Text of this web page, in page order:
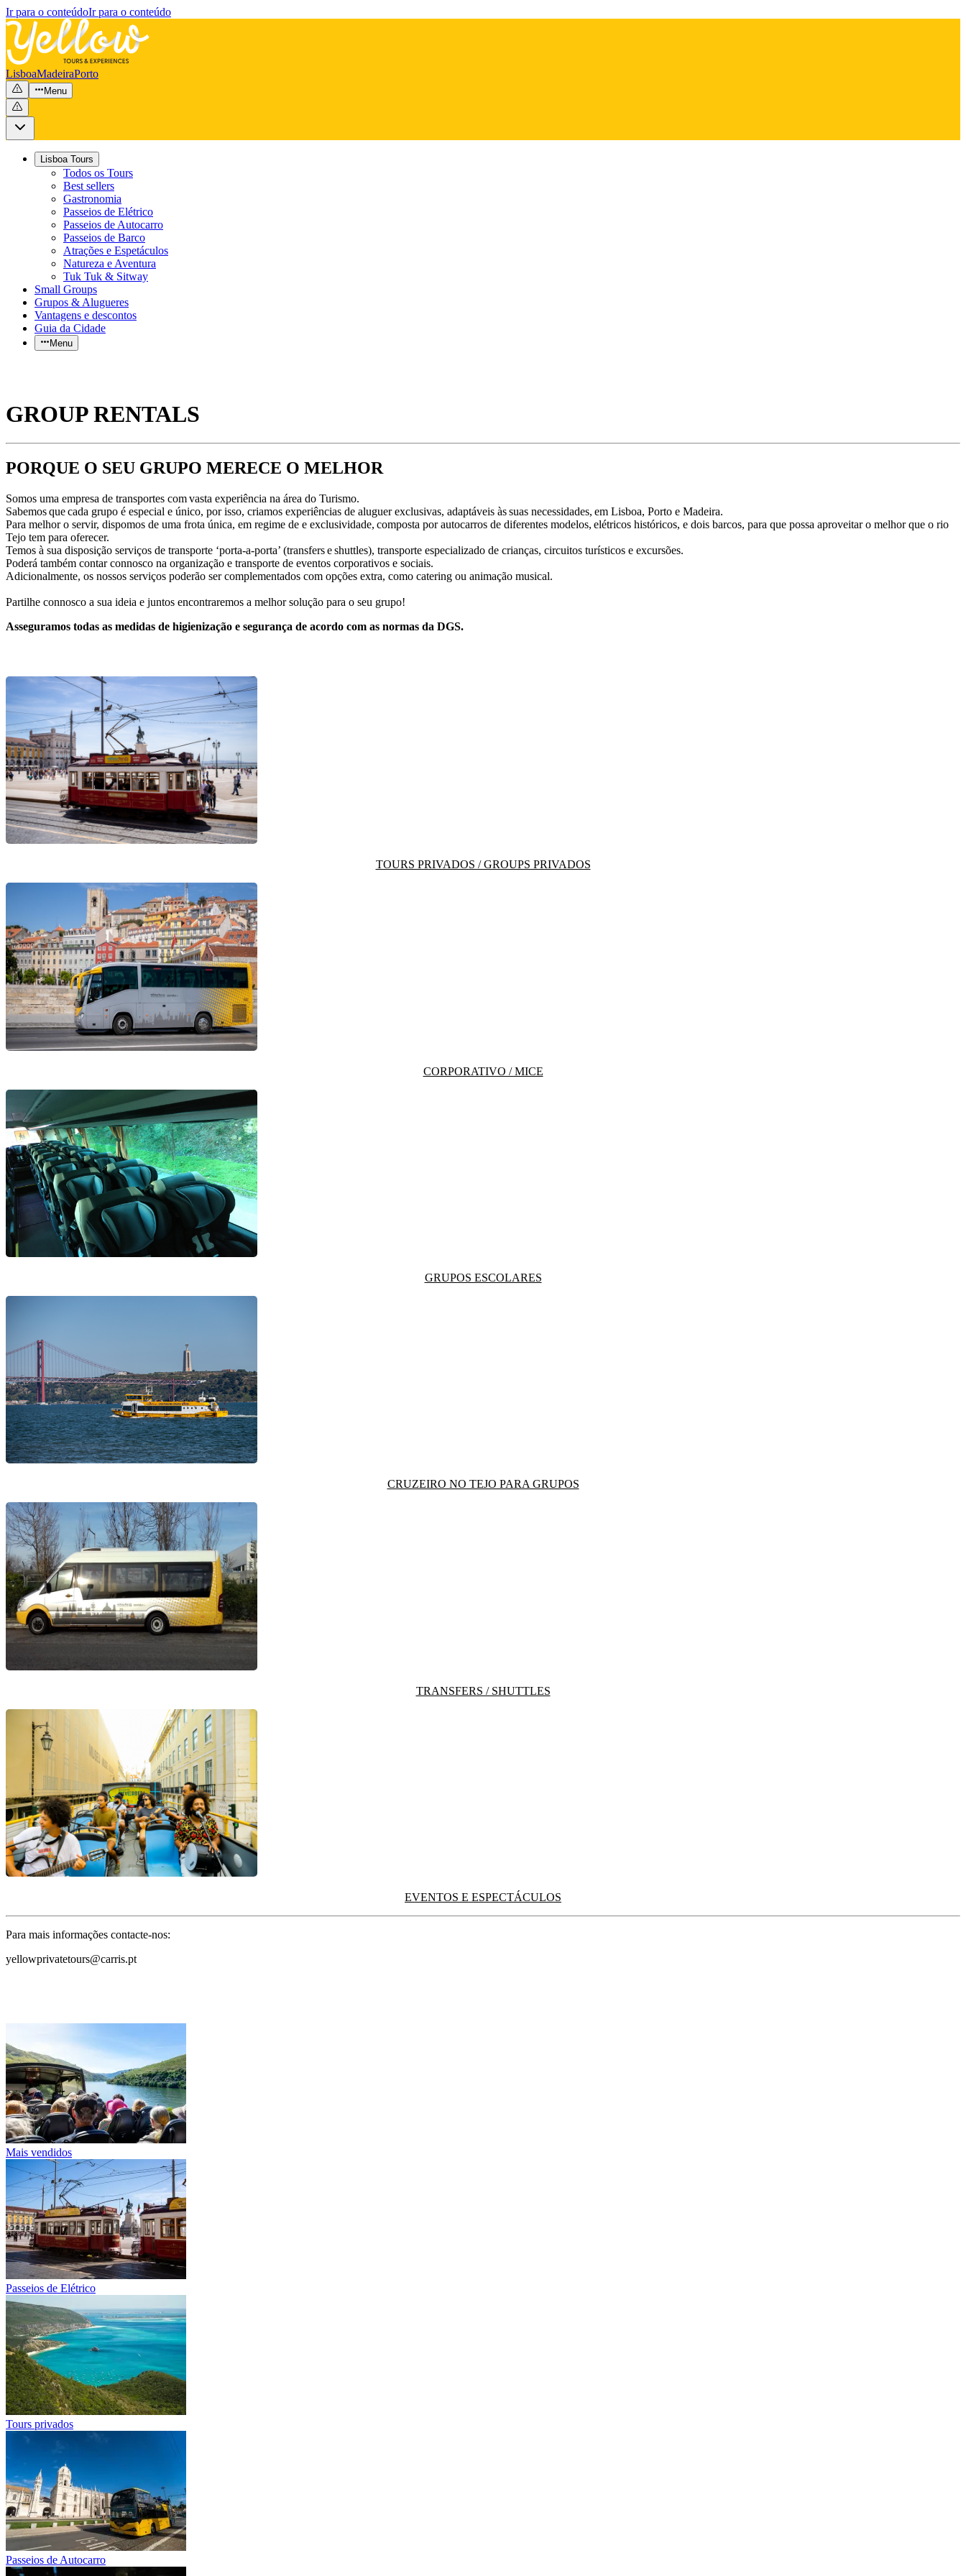
Ir para o conteúdoIr para o conteúdo
LisboaMadeiraPorto
Menu
Lisboa Tours
Todos os Tours
Best sellers
Gastronomia
Passeios de Elétrico
Passeios de Autocarro
Passeios de Barco
Atrações e Espetáculos
Natureza e Aventura
Tuk Tuk & Sitway
Small Groups
Grupos & Alugueres
Vantagens e descontos
Guia da Cidade
Menu
GROUP RENTALS
PORQUE O SEU GRUPO MERECE O MELHOR
Somos uma empresa de transportes com vasta experiência na área do Turismo.
Sabemos que cada grupo é especial e único, por isso, criamos experiências de aluguer exclusivas, adaptáveis às suas necessidades, em Lisboa, Porto e Madeira.
Para melhor o servir, dispomos de uma frota única, em regime de e exclusividade, composta por autocarros de diferentes modelos, elétricos históricos, e dois barcos, para que possa aproveitar o melhor que o rio
Tejo tem para oferecer.
Temos à sua disposição serviços de transporte ‘porta-a-porta’ (transfers e shuttles), transporte especializado de crianças, circuitos turísticos e excursões.
Poderá também contar connosco na organização e transporte de eventos corporativos e sociais.
Adicionalmente, os nossos serviços poderão ser complementados com opções extra, como catering ou animação musical.
Partilhe connosco a sua ideia e juntos encontraremos a melhor solução para o seu grupo!
Asseguramos todas as medidas de higienização e segurança de acordo com as normas da DGS.
TOURS PRIVADOS / GROUPS PRIVADOS
CORPORATIVO / MICE
GRUPOS ESCOLARES
CRUZEIRO NO TEJO PARA GRUPOS
TRANSFERS / SHUTTLES
EVENTOS E ESPECTÁCULOS
Para mais informações contacte-nos:
yellowprivatetours@carris.pt
Mais vendidos
Passeios de Elétrico
Tours privados
Passeios de Autocarro